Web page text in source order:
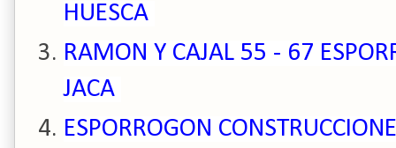
HUESCA
RAMON Y CAJAL 55 - 67
JACA
ESPORROGON